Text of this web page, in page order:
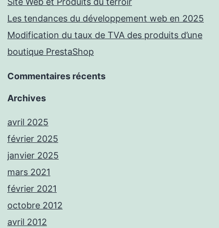
Les tendances du développement web en 2025
Modification du taux de TVA des produits d’une
boutique PrestaShop
Commentaires récents
Archives
avril 2025
février 2025
janvier 2025
mars 2021
février 2021
octobre 2012
avril 2012